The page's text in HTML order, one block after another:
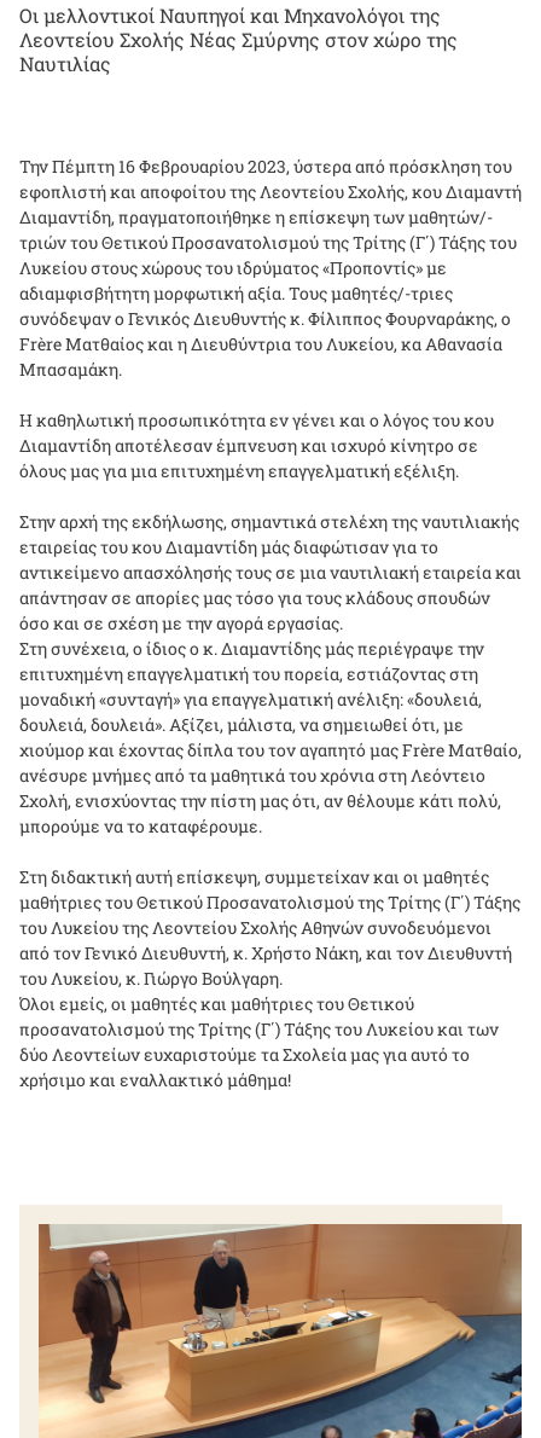
Οι μελλοντικοί Ναυπηγοί και Μηχανολόγοι της
Λεοντείου Σχολής Νέας Σμύρνης στον χώρο της
Ναυτιλίας
Την Πέμπτη 16 Φεβρουαρίου 2023, ύστερα από πρόσκληση του
εφοπλιστή και αποφοίτου της Λεοντείου Σχολής, κου Διαμαντή
Διαμαντίδη, πραγματοποιήθηκε η επίσκεψη των μαθητών/-
τριών του Θετικού Προσανατολισμού της Τρίτης (Γ΄) Τάξης του
Λυκείου στους χώρους του ιδρύματος «Προποντίς» με
αδιαμφισβήτητη μορφωτική αξία. Τους μαθητές/-τριες
συνόδεψαν ο Γενικός Διευθυντής κ. Φίλιππος Φουρναράκης, ο
Frère Ματθαίος και η Διευθύντρια του Λυκείου, κα Αθανασία
Μπασαμάκη.
Η καθηλωτική προσωπικότητα εν γένει και ο λόγος του κου
Διαμαντίδη αποτέλεσαν έμπνευση και ισχυρό κίνητρο σε
όλους μας για μια επιτυχημένη επαγγελματική εξέλιξη.
Στην αρχή της εκδήλωσης, σημαντικά στελέχη της ναυτιλιακής
εταιρείας του κου Διαμαντίδη μάς διαφώτισαν για το
αντικείμενο απασχόλησής τους σε μια ναυτιλιακή εταιρεία και
απάντησαν σε απορίες μας τόσο για τους κλάδους σπουδών
όσο και σε σχέση με την αγορά εργασίας.
Στη συνέχεια, ο ίδιος ο κ. Διαμαντίδης μάς περιέγραψε την
επιτυχημένη επαγγελματική του πορεία, εστιάζοντας στη
μοναδική «συνταγή» για επαγγελματική ανέλιξη: «δουλειά,
δουλειά, δουλειά». Αξίζει, μάλιστα, να σημειωθεί ότι, με
χιούμορ και έχοντας δίπλα του τον αγαπητό μας Frère Ματθαίο,
ανέσυρε μνήμες από τα μαθητικά του χρόνια στη Λεόντειο
Σχολή, ενισχύοντας την πίστη μας ότι, αν θέλουμε κάτι πολύ,
μπορούμε να το καταφέρουμε.
Στη διδακτική αυτή επίσκεψη, συμμετείχαν και οι μαθητές
μαθήτριες του Θετικού Προσανατολισμού της Τρίτης (Γ΄) Τάξης
του Λυκείου της Λεοντείου Σχολής Αθηνών συνοδευόμενοι
από τον Γενικό Διευθυντή, κ. Χρήστο Νάκη, και τον Διευθυντή
του Λυκείου, κ. Γιώργο Βούλγαρη.
Όλοι εμείς, οι μαθητές και μαθήτριες του Θετικού
προσανατολισμού της Τρίτης (Γ΄) Τάξης του Λυκείου και των
δύο Λεοντείων ευχαριστούμε τα Σχολεία μας για αυτό το
χρήσιμο και εναλλακτικό μάθημα!